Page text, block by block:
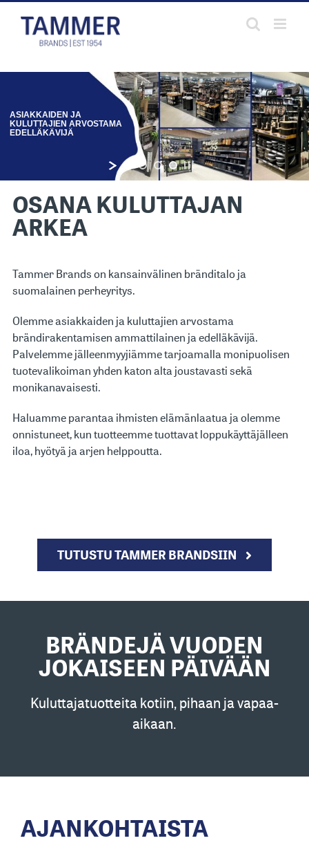
ASIAKKAIDEN JA
KULUTTAJIEN ARVOSTAMA
EDELLÄKÄVIJÄ
OSANA KULUTTAJAN
ARKEA
Tammer Brands on kansainvälinen bränditalo ja
suomalainen perheyritys.
Olemme asiakkaiden ja kuluttajien arvostama
brändirakentamisen ammattilainen ja edelläkävijä.
Palvelemme jälleenmyyjiämme tarjoamalla monipuolisen
tuotevalikoiman yhden katon alta joustavasti sekä
monikanavaisesti.
Haluamme parantaa ihmisten elämänlaatua ja olemme
onnistuneet, kun tuotteemme tuottavat loppukäyttäjälleen
iloa, hyötyä ja arjen helppoutta.
TUTUSTU TAMMER BRANDSIIN
BRÄNDEJÄ VUODEN
JOKAISEEN PÄIVÄÄN
Kuluttajatuotteita kotiin, pihaan ja vapaa-
aikaan.
AJANKOHTAISTA